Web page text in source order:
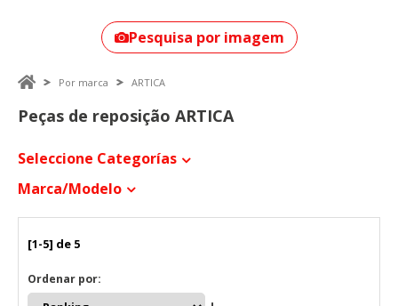
Pesquisa por imagem
Por marca ARTICA
Peças de reposição ARTICA
Seleccione Categorías
Marca/modelo
[1-5] de 5
Ordenar por: